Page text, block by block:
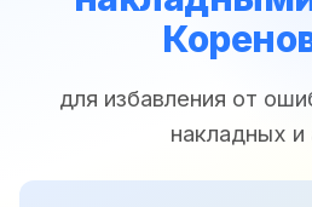
для избавления от
накладных и